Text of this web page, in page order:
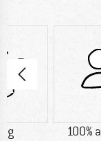
g 100%